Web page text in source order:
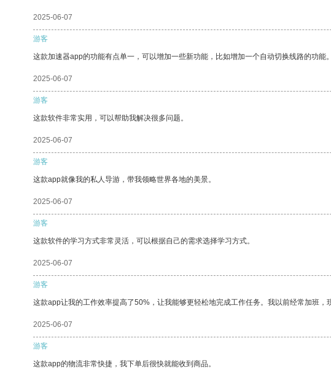
2025-06-07
游客
这款加速器app的功能有点单一，可以增加一些新功能，比如增加一个自动切换线路的功能。
2025-06-07
游客
这款软件非常实用，可以帮助我解决很多问题。
2025-06-07
游客
这款app就像我的私人导游，带我领略世界各地的美景。
2025-06-07
游客
这款软件的学习方式非常灵活，可以根据自己的需求选择学习方式。
2025-06-07
游客
这款app让我的工作效率提高了50%，让我能够更轻松地完成工作任务。我以前经常加班，
2025-06-07
游客
这款app的物流非常快捷，我下单后很快就能收到商品。